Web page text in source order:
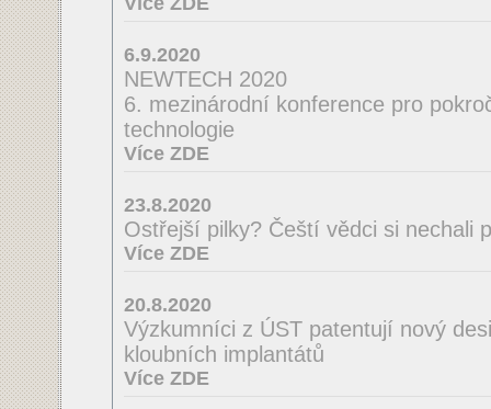
6.9.2020
NEWTECH 2020
6. mezinárodní konference pro
technologie
Více ZDE
23.8.2020
Ostřejší pilky? Čeští vědci si nechali
Více ZDE
20.8.2020
Výzkumníci z ÚST patentují nový
kloubních implantátů
Více ZDE